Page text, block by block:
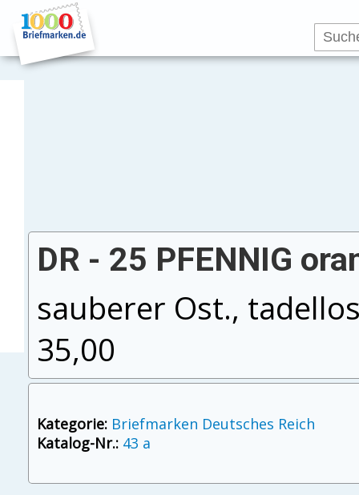
DR - 25 PFENNIG
sauberer Ost.,
35,00
Kategorie: Briefmarken Deutsches Reich
Katalog-Nr.: 43 a